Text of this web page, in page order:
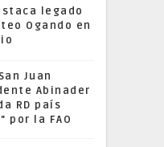
legado
Ogando en
Juan
Abinader
RD país
por la FAO